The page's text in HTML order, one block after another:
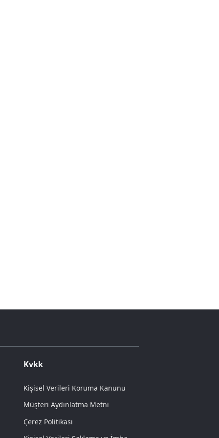
Kvkk
Kişisel Verileri Koruma Kanunu
Müşteri Aydınlatma Metni
Çerez Politikası